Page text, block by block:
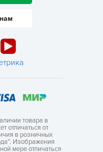
товара в
отличаться от
в розничных
Изображения
мере отличаться